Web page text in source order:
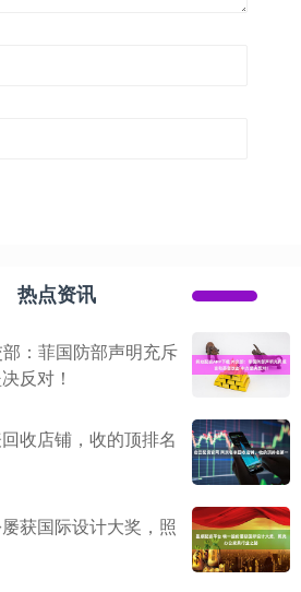
热点资讯
：菲国防部声明充斥
反对！
收店铺，收的顶排名
获国际设计大奖，照